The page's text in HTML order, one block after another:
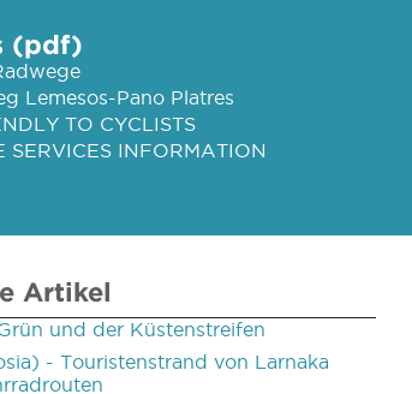
(pdf)
Lemesos-Pano Platres
TO CYCLISTS
SERVICES INFORMATION
Artikel
und der Küstenstreifen
- Touristenstrand von Larnaka